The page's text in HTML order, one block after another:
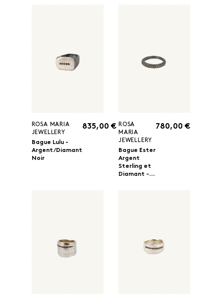
ROSA MARIA
JEWELLERY
Bague Lulu -
Argent/Diamant
Noir
835,00 € ROSA
MARIA
JEWELLERY
Bague Ester
Argent
Sterling et
Diamant -...
780,00 €